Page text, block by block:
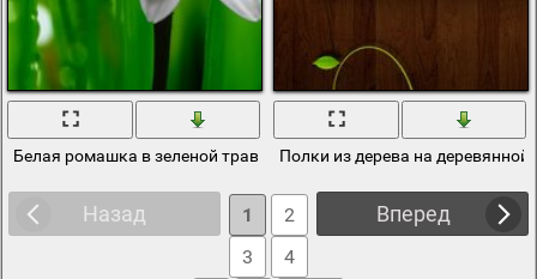
Белая ромашка в зеленой траве Полки из дерева на
Назад Вперед
1
2
3
4